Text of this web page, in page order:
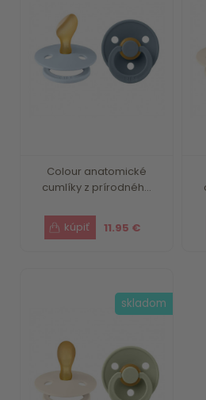
Colour anatomické
cumlíky z prírodnéh...
11.95 €
skladom